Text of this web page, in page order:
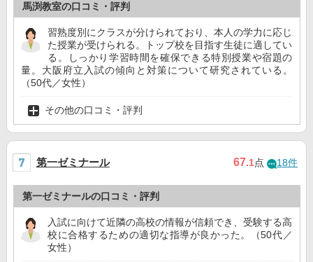
馬渕教室の口コミ・評判
習熟度別にクラスが分けられており、本人の学力に応じ
た授業が受けられる。トップ校を目指す生徒に適してい
る。しっかり学習時間を確保できる特別授業や宿題の
量。大阪府立入試の傾向と対策について研究されている。
（50代／女性）
その他の口コミ・評判
第一ゼミナール 67.1点 18件
第一ゼミナールの口コミ・評判
入試に向けて近隣の高校の情報が信頼でき、受験する高
校に合格するための適切な指導が良かった。（50代／
女性）